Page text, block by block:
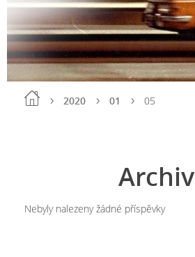
2020 01 05
Archiv
Nebyly nalezeny žádné příspěvky